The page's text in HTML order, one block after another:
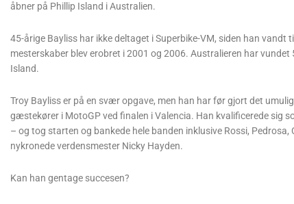
åbner på Phillip Island i Australien.
45-årige Bayliss har ikke deltaget i Superbike-VM, siden han vandt
mesterskaber blev erobret i 2001 og 2006. Australieren har vundet
Island.
Troy Bayliss er på en svær opgave, men han har før gjort det
gæstekører i MotoGP ved finalen i Valencia. Han kvalificerede sig
– og tog starten og bankede hele banden inklusive Rossi, Pedrosa,
nykronede verdensmester Nicky Hayden.
Kan han gentage succesen?